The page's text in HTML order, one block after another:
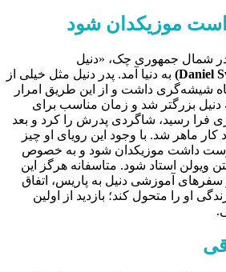
موزیکدان شود
در شمال جمهوری چک، «دنیل
به دنیا آمد. پدر دنیل مثل خیلی از
شیشه‌گری داشت و از این طریق امرار
بزرگتر شد و زمان مناسب برای
فرا رسید، شاگردی پدرش را کرد و بعد
کار ماهر شد. با وجود این رویای او چیز
داشت موزیکدان شود و به خصوص
ویولن استاد شود. متاسفانه هرگز این
سفرهای آموزشی دنیل به پاریس، اتفاق
او را متحول کند؛ بازدید از اولین